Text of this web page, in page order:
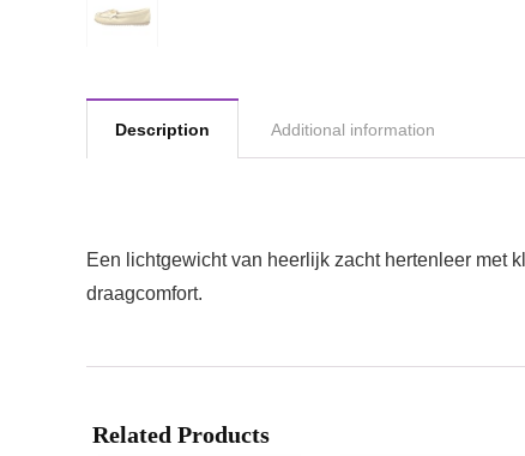
Description Additional information
Een lichtgewicht van heerlijk zacht hertenleer met
draagcomfort.
Related Products